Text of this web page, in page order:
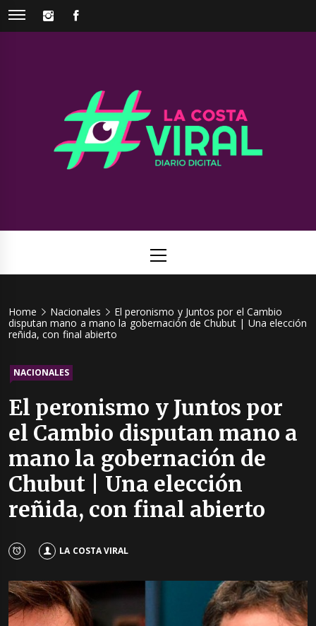
Skip
INSTAGRAM
Viral
Menu
Home Nacionales
El peronismo y Juntos por el Cambio
disputan mano a mano la gobernación de Chubut | Una elección
reñida, con final abierto
NACIONALES
El peronismo y Juntos por
el Cambio disputan mano a
mano la gobernación de
Chubut | Una elección
reñida, con final abierto
LA COSTA VIRAL